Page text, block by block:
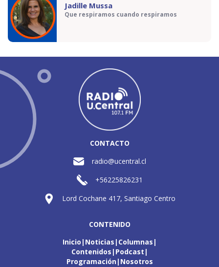
Jadille Mussa
Que respiramos cuando respiramos
CONTACTO
radio@ucentral.cl
+56225826231
Lord Cochane 417, Santiago Centro
CONTENIDO
Inicio Noticias Columnas
Contenidos Podcast
Programación Nosotros